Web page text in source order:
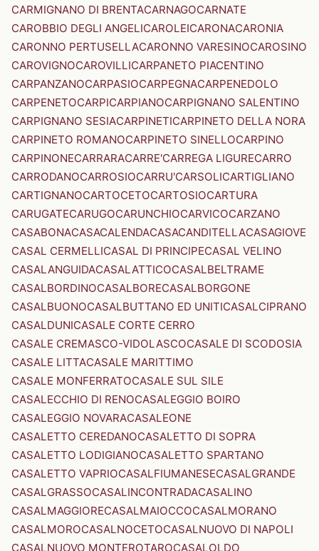
CARMIGNANO DI BRENTACARNAGOCARNATE
CAROBBIO DEGLI ANGELICAROLEICARONACARONIA
CARONNO PERTUSELLACARONNO VARESINOCAROSINO
CAROVIGNOCAROVILLICARPANETO PIACENTINO
CARPANZANOCARPASIOCARPEGNACARPENEDOLO
CARPENETOCARPICARPIANOCARPIGNANO SALENTINO
CARPIGNANO SESIACARPINETICARPINETO DELLA NORA
CARPINETO ROMANOCARPINETO SINELLOCARPINO
CARPINONECARRARACARRE'CARREGA LIGURECARRO
CARRODANOCARROSIOCARRU'CARSOLICARTIGLIANO
CARTIGNANOCARTOCETOCARTOSIOCARTURA
CARUGATECARUGOCARUNCHIOCARVICOCARZANO
CASABONACASACALENDACASACANDITELLACASAGIOVE
CASAL CERMELLICASAL DI PRINCIPECASAL VELINO
CASALANGUIDACASALATTICOCASALBELTRAME
CASALBORDINOCASALBORECASALBORGONE
CASALBUONOCASALBUTTANO ED UNITICASALCIPRANO
CASALDUNICASALE CORTE CERRO
CASALE CREMASCO-VIDOLASCOCASALE DI SCODOSIA
CASALE LITTACASALE MARITTIMO
CASALE MONFERRATOCASALE SUL SILE
CASALECCHIO DI RENOCASALEGGIO BOIRO
CASALEGGIO NOVARACASALEONE
CASALETTO CEREDANOCASALETTO DI SOPRA
CASALETTO LODIGIANOCASALETTO SPARTANO
CASALETTO VAPRIOCASALFIUMANESECASALGRANDE
CASALGRASSOCASALINCONTRADACASALINO
CASALMAGGIORECASALMAIOCCOCASALMORANO
CASALMOROCASALNOCETOCASALNUOVO DI NAPOLI
CASALNUOVO MONTEROTAROCASALOLDO